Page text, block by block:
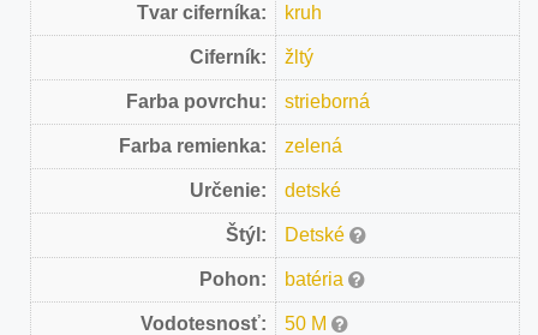
Tvar ciferníka: kruh
Ciferník: žltý
Farba povrchu: strieborná
Farba remienka: zelená
Určenie: detské
Štýl: Detské
Pohon: batéria
Vodotesnosť: 50 M